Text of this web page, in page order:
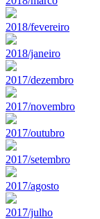
2018/fevereiro
2018/janeiro
2017/dezembro
2017/novembro
2017/outubro
2017/setembro
2017/agosto
2017/julho